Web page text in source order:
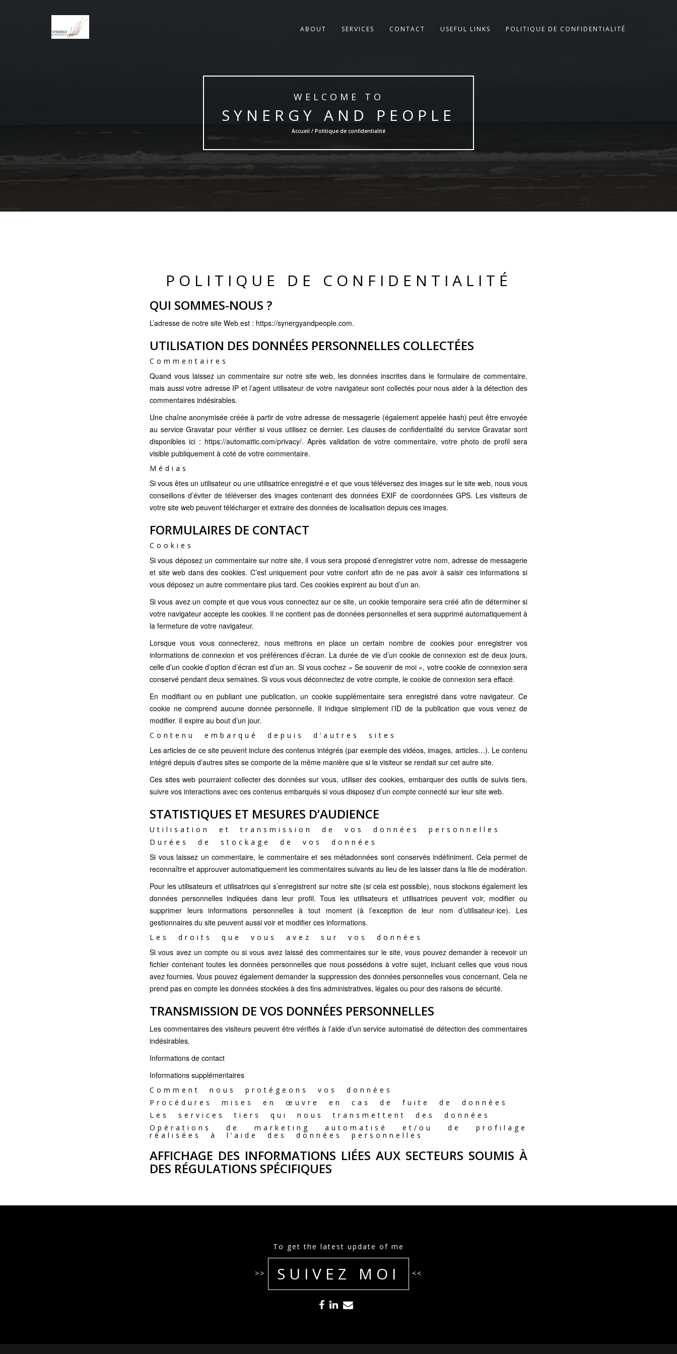
ABOUT SERVICES CONTACT USEFUL LINKS POLITIQUE DE CONFIDENTIALITÉ
WELCOME TO
SYNERGY AND PEOPLE
Accueil / Politique de confidentialité
POLITIQUE DE CONFIDENTIALITÉ
QUI SOMMES-NOUS ?
L’adresse de notre site Web est : https://synergyandpeople.com.
UTILISATION DES DONNÉES PERSONNELLES COLLECTÉES
Commentaires
Quand vous laissez un commentaire sur notre site web, les données inscrites dans le formulaire de commentaire,
mais aussi votre adresse IP et l’agent utilisateur de votre navigateur sont collectés pour nous aider à la détection des
commentaires indésirables.
Une chaîne anonymisée créée à partir de votre adresse de messagerie (également appelée hash) peut être envoyée
au service Gravatar pour vérifier si vous utilisez ce dernier. Les clauses de confidentialité du service Gravatar sont
disponibles ici : https://automattic.com/privacy/. Après validation de votre commentaire, votre photo de profil sera
visible publiquement à coté de votre commentaire.
Médias
Si vous êtes un utilisateur ou une utilisatrice enregistré·e et que vous téléversez des images sur le site web, nous vous
conseillons d’éviter de téléverser des images contenant des données EXIF de coordonnées GPS. Les visiteurs de
votre site web peuvent télécharger et extraire des données de localisation depuis ces images.
FORMULAIRES DE CONTACT
Cookies
Si vous déposez un commentaire sur notre site, il vous sera proposé d’enregistrer votre nom, adresse de messagerie
et site web dans des cookies. C’est uniquement pour votre confort afin de ne pas avoir à saisir ces informations si
vous déposez un autre commentaire plus tard. Ces cookies expirent au bout d’un an.
Si vous avez un compte et que vous vous connectez sur ce site, un cookie temporaire sera créé afin de déterminer si
votre navigateur accepte les cookies. Il ne contient pas de données personnelles et sera supprimé automatiquement à
la fermeture de votre navigateur.
Lorsque vous vous connecterez, nous mettrons en place un certain nombre de cookies pour enregistrer vos
informations de connexion et vos préférences d’écran. La durée de vie d’un cookie de connexion est de deux jours,
celle d’un cookie d’option d’écran est d’un an. Si vous cochez « Se souvenir de moi », votre cookie de connexion sera
conservé pendant deux semaines. Si vous vous déconnectez de votre compte, le cookie de connexion sera effacé.
En modifiant ou en publiant une publication, un cookie supplémentaire sera enregistré dans votre navigateur. Ce
cookie ne comprend aucune donnée personnelle. Il indique simplement l’ID de la publication que vous venez de
modifier. Il expire au bout d’un jour.
Contenu embarqué depuis d’autres sites
Les articles de ce site peuvent inclure des contenus intégrés (par exemple des vidéos, images, articles…). Le contenu
intégré depuis d’autres sites se comporte de la même manière que si le visiteur se rendait sur cet autre site.
Ces sites web pourraient collecter des données sur vous, utiliser des cookies, embarquer des outils de suivis tiers,
suivre vos interactions avec ces contenus embarqués si vous disposez d’un compte connecté sur leur site web.
STATISTIQUES ET MESURES D’AUDIENCE
Utilisation et transmission de vos données personnelles
Durées de stockage de vos données
Si vous laissez un commentaire, le commentaire et ses métadonnées sont conservés indéfiniment. Cela permet de
reconnaître et approuver automatiquement les commentaires suivants au lieu de les laisser dans la file de modération.
Pour les utilisateurs et utilisatrices qui s’enregistrent sur notre site (si cela est possible), nous stockons également les
données personnelles indiquées dans leur profil. Tous les utilisateurs et utilisatrices peuvent voir, modifier ou
supprimer leurs informations personnelles à tout moment (à l’exception de leur nom d’utilisateur·ice). Les
gestionnaires du site peuvent aussi voir et modifier ces informations.
Les droits que vous avez sur vos données
Si vous avez un compte ou si vous avez laissé des commentaires sur le site, vous pouvez demander à recevoir un
fichier contenant toutes les données personnelles que nous possédons à votre sujet, incluant celles que vous nous
avez fournies. Vous pouvez également demander la suppression des données personnelles vous concernant. Cela ne
prend pas en compte les données stockées à des fins administratives, légales ou pour des raisons de sécurité.
TRANSMISSION DE VOS DONNÉES PERSONNELLES
Les commentaires des visiteurs peuvent être vérifiés à l’aide d’un service automatisé de détection des commentaires
indésirables.
Informations de contact
Informations supplémentaires
Comment nous protégeons vos données
Procédures mises en œuvre en cas de fuite de données
Les services tiers qui nous transmettent des données
Opérations de marketing automatisé et/ou de profilage
réalisées à l’aide des données personnelles
AFFICHAGE DES INFORMATIONS LIÉES AUX SECTEURS SOUMIS À
DES RÉGULATIONS SPÉCIFIQUES
To get the latest update of me
>> SUIVEZ MOI <<